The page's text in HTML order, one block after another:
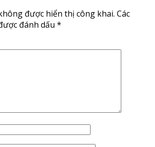
được hiển thị công khai. Các
đánh dấu *